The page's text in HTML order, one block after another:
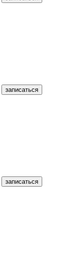
записаться
записаться